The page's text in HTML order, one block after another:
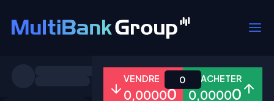
VENDRE
0,00000
ACHETER
0,00000
0